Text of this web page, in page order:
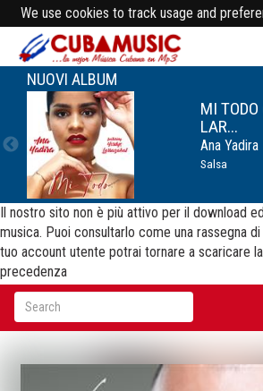
We use cookies to track usage and
NUOVI ALBUM
MI TODO
LAR...
Ana Yadira
Salsa
Il nostro sito non è più attivo per il download
musica. Puoi consultarlo come una rassegna
tuo account utente potrai tornare a scaricare
precedenza